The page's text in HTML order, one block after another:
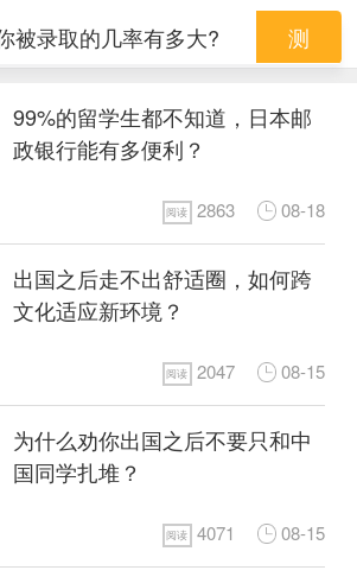
留学趣闻
99%的留学生都不知道，日本邮
政银行能有多便利？
阅读 2863 08-18
出国之后走不出舒适圈，如何跨
文化适应新环境？
阅读 2047 08-15
为什么劝你出国之后不要只和中
国同学扎堆？
阅读 4071 08-15
被录取的几率有多大? 测